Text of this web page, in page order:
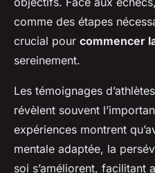
comme des étapes
crucial pour commencer
sereinement.
Les témoignages
révèlent souvent
expériences montrent
mentale adaptée, la
soi s’améliorent, facilitant